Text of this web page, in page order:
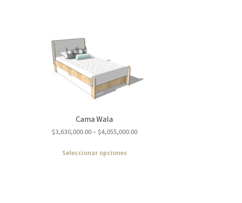
Cama Wala
$3,630,000.00– $4,055,000.00
Seleccionar opciones